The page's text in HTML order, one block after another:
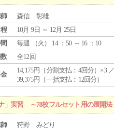
森信 彰雄
程
10月 9日 ～ 12月 25日
毎週 （火 ） 14 ：50 ～ 16 ：10
全12回
14,175円（分割支払：4回分）×3
39,375円（一括支払：12回分）
」実習 ～78枚フルセット用の展開法
狩野 みどり